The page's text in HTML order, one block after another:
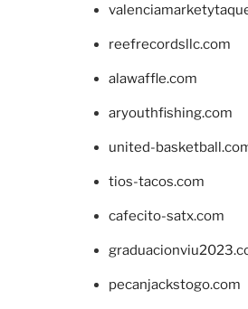
reefrecordsllc.com
alawaffle.com
aryouthfishing.com
united-
tios-tacos.com
cafecito-satx.com
pecanjackstogo.com